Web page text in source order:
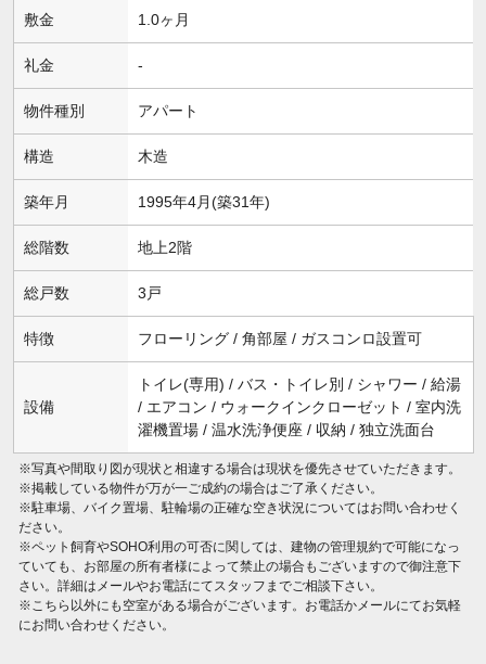
敷金 1.0ヶ月
礼金 -
物件種別 アパート
構造 木造
築年月 1995年4月(築31年)
総階数 地上2階
総戸数 3戸
特徴 フローリング / 角部屋 / ガスコンロ設置可
設備
トイレ(専用) / バス・トイレ別 / シャワー / 給湯
/ エアコン / ウォークインクローゼット / 室内洗
濯機置場 / 温水洗浄便座 / 収納 / 独立洗面台
※写真や間取り図が現状と相違する場合は現状を優先させていただきます。
※掲載している物件が万が一ご成約の場合はご了承ください。
※駐車場、バイク置場、駐輪場の正確な空き状況についてはお問い合わせく
ださい。
※ペット飼育やSOHO利用の可否に関しては、建物の管理規約で可能になっ
ていても、お部屋の所有者様によって禁止の場合もございますので御注意下
さい。詳細はメールやお電話にてスタッフまでご相談下さい。
※こちら以外にも空室がある場合がございます。お電話かメールにてお気軽
にお問い合わせください。